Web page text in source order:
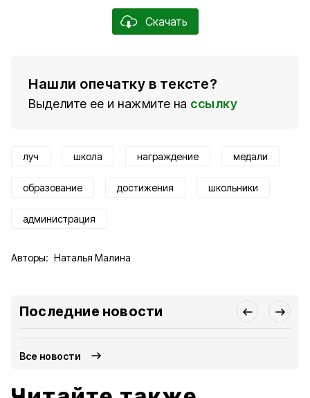
Скачать
Нашли опечатку в тексте?
Выделите ее и нажмите на ссылку
луч школа награждение медали
образование достижения школьники
администрация
Авторы: Наталья Малина
Последние новости
Все новости